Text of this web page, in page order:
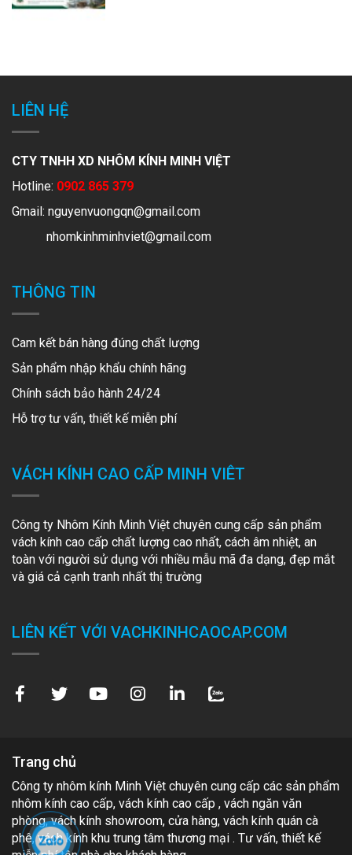
Trang chủ
Công ty nhôm kính Minh Việt chuyên cung cấp các sản phẩm
nhôm kính cao cấp, vách kính cao cấp , vách ngăn văn
phòng, vách kính showroom, cửa hàng, vách kính quán cà
phê, vách kính khu trung tâm thương mại . Tư vấn, thiết kế
LIÊN HỆ
CTY TNHH XD NHÔM KÍNH MINH VIỆT
Hotline: 0902 865 379
Gmail: nguyenvuongqn@gmail.com
nhomkinhminhviet@gmail.com
THÔNG TIN
Cam kết bán hàng đúng chất lượng
Sản phẩm nhập khẩu chính hãng
Chính sách bảo hành 24/24
Hỗ trợ tư vấn, thiết kế miễn phí
VÁCH KÍNH CAO CẤP MINH VIÊT
Công ty Nhôm Kính Minh Việt chuyên cung cấp sản phẩm
vách kính cao cấp chất lượng cao nhất, cách âm nhiệt, an
toàn với người sử dụng với nhiều mẫu mã đa dạng, đẹp mắt
và giá cả cạnh tranh nhất thị trường
LIÊN KẾT VỚI VACHKINHCAOCAP.COM